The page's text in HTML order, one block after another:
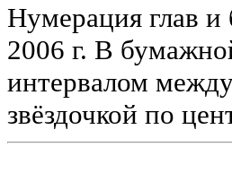
Нумерация глав
2006 г. В
интервалом
звёздочкой по